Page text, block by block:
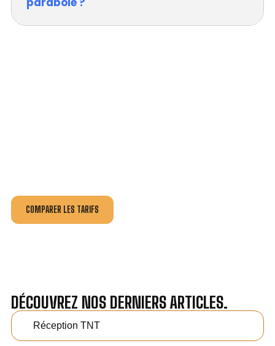
COMPARER LES TARIFS
DÉCOUVREZ NOS DERNIERS ARTICLES.
Réception TNT